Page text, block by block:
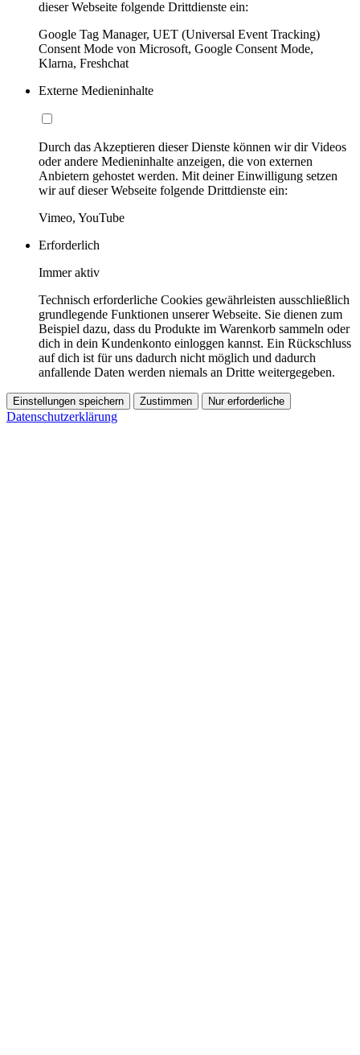
dieser Webseite folgende Drittdienste ein:
Google Tag Manager, UET (Universal Event Tracking)
Consent Mode von Microsoft, Google Consent Mode,
Klarna, Freshchat
Externe Medieninhalte
Durch das Akzeptieren dieser Dienste können wir dir Videos
oder andere Medieninhalte anzeigen, die von externen
Anbietern gehostet werden. Mit deiner Einwilligung setzen
wir auf dieser Webseite folgende Drittdienste ein:
Vimeo, YouTube
Erforderlich
Immer aktiv
Technisch erforderliche Cookies gewährleisten ausschließlich
grundlegende Funktionen unserer Webseite. Sie dienen zum
Beispiel dazu, dass du Produkte im Warenkorb sammeln oder
dich in dein Kundenkonto einloggen kannst. Ein Rückschluss
auf dich ist für uns dadurch nicht möglich und dadurch
anfallende Daten werden niemals an Dritte weitergegeben.
Einstellungen speichern Zustimmen Nur erforderliche
Datenschutzerklärung